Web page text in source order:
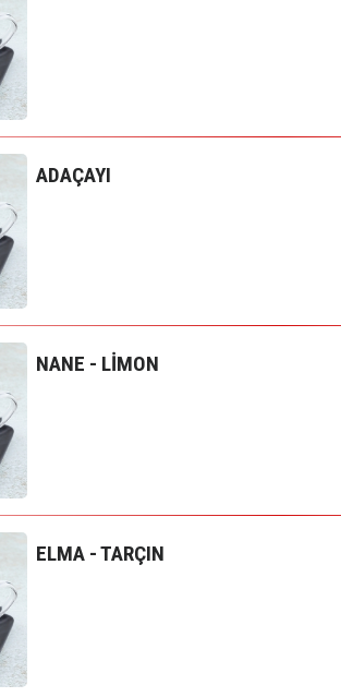
ADAÇAYI
NANE - LİMON
ELMA - TARÇIN